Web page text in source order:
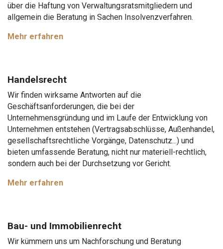
über die Haftung von Verwaltungsratsmitgliedern und
allgemein die Beratung in Sachen Insolvenzverfahren.
Mehr erfahren
Handelsrecht
Wir finden wirksame Antworten auf die
Geschäftsanforderungen, die bei der
Unternehmensgründung und im Laufe der Entwicklung von
Unternehmen entstehen (Vertragsabschlüsse, Außenhandel,
gesellschaftsrechtliche Vorgänge, Datenschutz...) und
bieten umfassende Beratung, nicht nur materiell-rechtlich,
sondern auch bei der Durchsetzung vor Gericht.
Mehr erfahren
Bau- und Immobilienrecht
Wir kümmern uns um Nachforschung und Beratung